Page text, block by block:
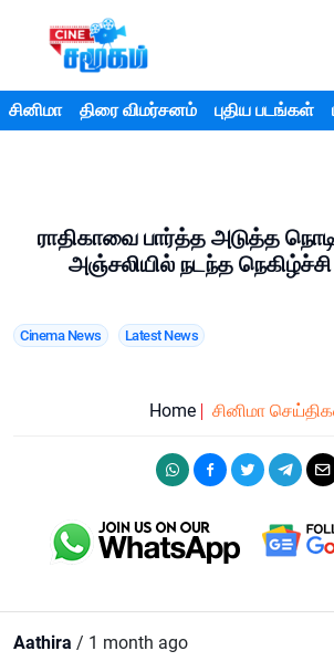
சினிமா திரை விமர்சனம் புதிய படங்கள்
ராதிகாவை பார்த்த அடுத்த
அஞ்சலியில் நடந்த
Cinema News Latest News
Home சினிமா
Aathira / 1 month ago